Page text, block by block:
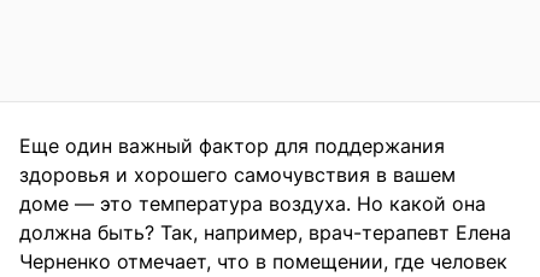
Еще один важный фактор для поддержания
здоровья и хорошего самочувствия в вашем
доме — это температура воздуха. Но какой она
должна быть? Так, например, врач-терапевт Елена
Черненко отмечает, что в помещении, где человек